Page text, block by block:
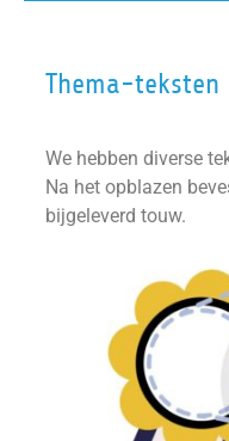
Thema-teksten
We hebben diverse
Na het opblazen
bijgeleverd touw.